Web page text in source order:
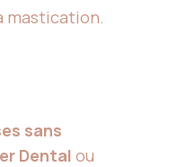
mastication.
sans
Dental ou